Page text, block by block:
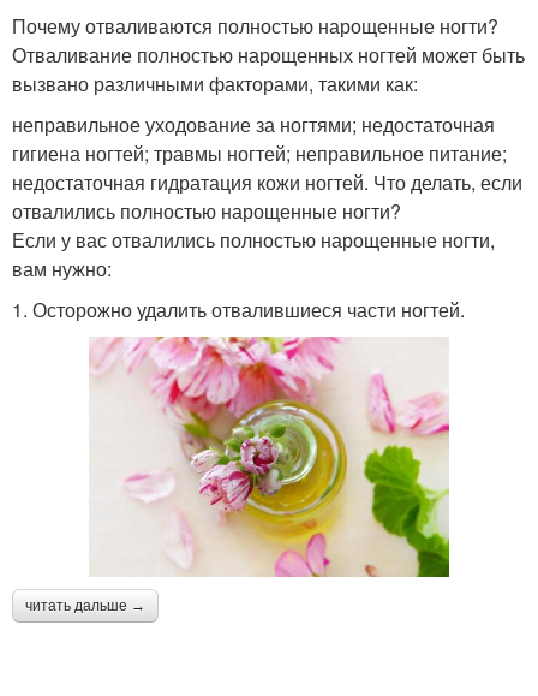
Почему отваливаются полностью нарощенные ногти?
Отваливание полностью нарощенных ногтей может быть
вызвано различными факторами, такими как:
неправильное уходование за ногтями; недостаточная
гигиена ногтей; травмы ногтей; неправильное питание;
недостаточная гидратация кожи ногтей. Что делать, если
отвалились полностью нарощенные ногти?
Если у вас отвалились полностью нарощенные ногти,
вам нужно:
1. Осторожно удалить отвалившиеся части ногтей.
читать дальше →